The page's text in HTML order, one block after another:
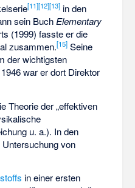
[11][12][13] in den
sein Buch Elementary
(1999) fasste er die
zusammen.[15] Seine
der wichtigsten
war er dort Direktor
Theorie der „effektiven
u. a.). In den
von
in einer ersten